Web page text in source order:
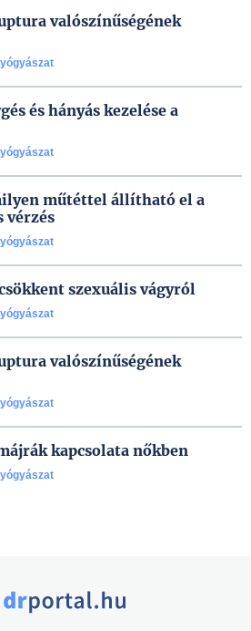
valószínűségének
és hányás kezelése a
műtéttel állítható el a
vérzés
szexuális vágyról
valószínűségének
kapcsolata nőkben